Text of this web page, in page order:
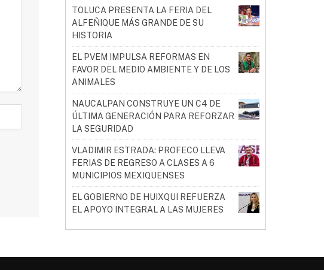
TOLUCA PRESENTA LA FERIA DEL
ALFEÑIQUE MÁS GRANDE DE SU
HISTORIA
EL PVEM IMPULSA REFORMAS EN
FAVOR DEL MEDIO AMBIENTE Y DE LOS
ANIMALES
NAUCALPAN CONSTRUYE UN C4 DE
ÚLTIMA GENERACIÓN PARA REFORZAR
LA SEGURIDAD
VLADIMIR ESTRADA: PROFECO LLEVA
FERIAS DE REGRESO A CLASES A 6
MUNICIPIOS MEXIQUENSES
EL GOBIERNO DE HUIXQUI REFUERZA
EL APOYO INTEGRAL A LAS MUJERES